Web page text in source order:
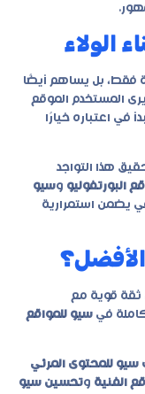
الولاء
فقط، بل يساهم أيضًا
يرى المستخدم الموقع
في اعتباره خيارًا
هذا التواجد
البورتفوليو وسيو
يضمن استمرارية
ثقة قوية مع
في سيو للمواقع
سيو للمحتوى المرئي
الفنية وتحسين سيو